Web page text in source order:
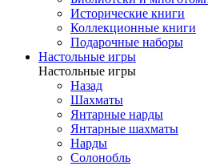
Исторические книги
Коллекционные книги
Подарочные наборы
Настольные игры
Настольные игры
Назад
Шахматы
Янтарные нарды
Янтарные шахматы
Нарды
Солонобль